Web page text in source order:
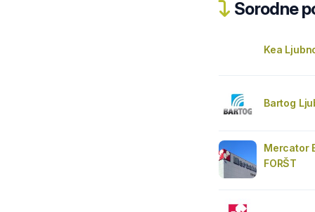
Sorodne
Kea
Bartog
Mercator
FORŠT